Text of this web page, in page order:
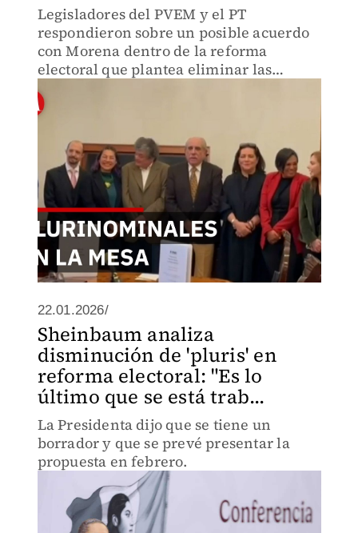
Legisladores del PVEM y el PT
respondieron sobre un posible acuerdo
con Morena dentro de la reforma
electoral que plantea eliminar las
diputaciones plurinominales y redefinir
la representación legislativa.
22.01.2026/
Sheinbaum analiza
disminución de 'pluris' en
reforma electoral: "Es lo
último que se está trab...
La Presidenta dijo que se tiene un
borrador y que se prevé presentar la
propuesta en febrero.